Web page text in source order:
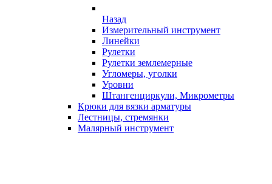
Назад
Измерительный инструмент
Линейки
Рулетки
Рулетки землемерные
Угломеры, уголки
Уровни
Штангенциркули, Микрометры
Крюки для вязки арматуры
Лестницы, стремянки
Малярный инструмент